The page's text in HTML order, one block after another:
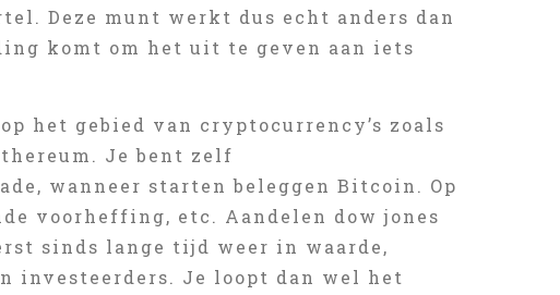
Deze munt werkt dus echt anders dan
komt om het uit te geven aan iets
het gebied van cryptocurrency’s zoals
Je bent zelf
wanneer starten beleggen Bitcoin. Op
voorheffing, etc. Aandelen dow jones
sinds lange tijd weer in waarde,
investeerders. Je loopt dan wel het